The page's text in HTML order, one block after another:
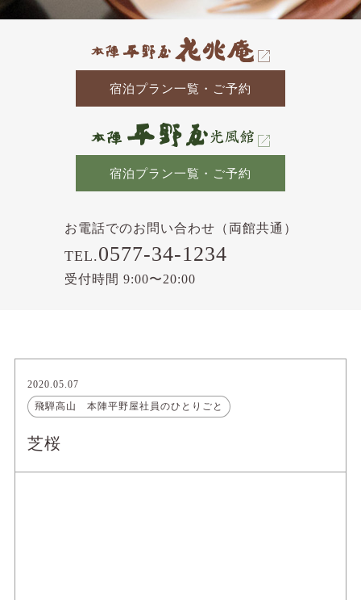
宿泊プラン一覧・ご予約
宿泊プラン一覧・ご予約
お電話でのお問い合わせ（両館共通）
TEL.0577-34-1234
受付時間 9:00〜20:00
2020.05.07
飛騨高山 本陣平野屋社員のひとりごと
芝桜